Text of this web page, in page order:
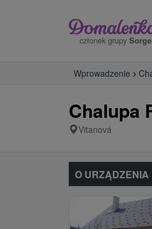
członek grupy
Wprowadzenie
Chalupa
Vitanová
O URZĄDZENIA